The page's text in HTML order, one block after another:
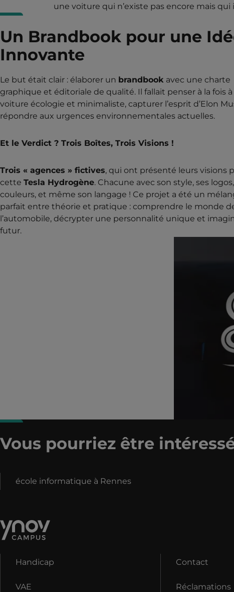
une voiture qui n’existe pas encore mais qui
Un Brandbook pour une
Innovante
Le but était clair : élaborer un brandbook avec une charte
graphique et éditoriale de qualité. Il fallait penser à la fois
voiture écologie et minimaliste, capturer l’esprit d’Elon
répondre aux urgences environnementales actuelles.
Et le Verdict ? Trois Boîtes, Trois Visions !
Trois « agences » fictives, qui ont présenté leurs visions
cette Tesla Hydrogène. Chacune avec son style, ses
couleurs, et même son langage ! Ce projet a été un
parfait entre théorie et pratique : comprendre le monde
l’automobile, décrypter une personnalité unique et
futur.
Vous pourriez être
école informatique à Rennes
Handicap
VAE
Contact
Réclamations